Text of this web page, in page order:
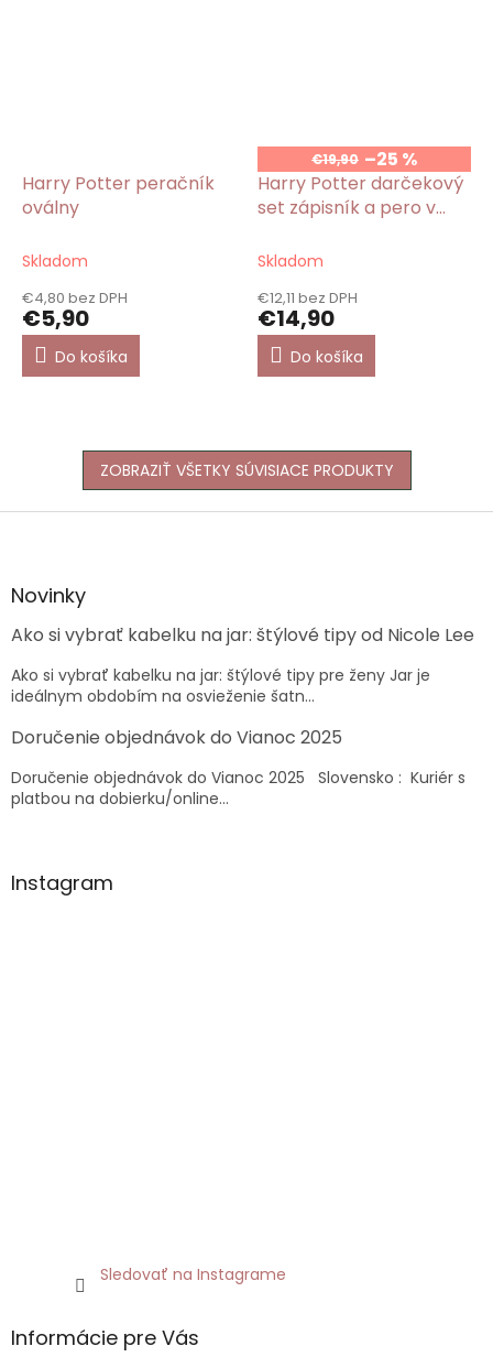
Harry Potter peračník
oválny
Skladom
€4,80 bez DPH
€5,90
Do košíka
€19,90 –25 %
Harry Potter darčekový
set zápisník a pero v
Skladom
€12,11 bez DPH
€14,90
Do košíka
ZOBRAZIŤ VŠETKY SÚVISIACE PRODUKTY
Z
äNovinky
Ako si vybrať kabelku na jar: štýlové tipy od Nicole Lee
Ako si vybrať kabelku na jar: štýlové tipy pre ženy Jar je
ideálnym obdobím na osvieženie šatn...
Doručenie objednávok do Vianoc 2025
Doručenie objednávok do Vianoc 2025 Slovensko : Kuriér s
platbou na dobierku/online...
Instagram
Sledovať na Instagrame
Informácie pre Vás